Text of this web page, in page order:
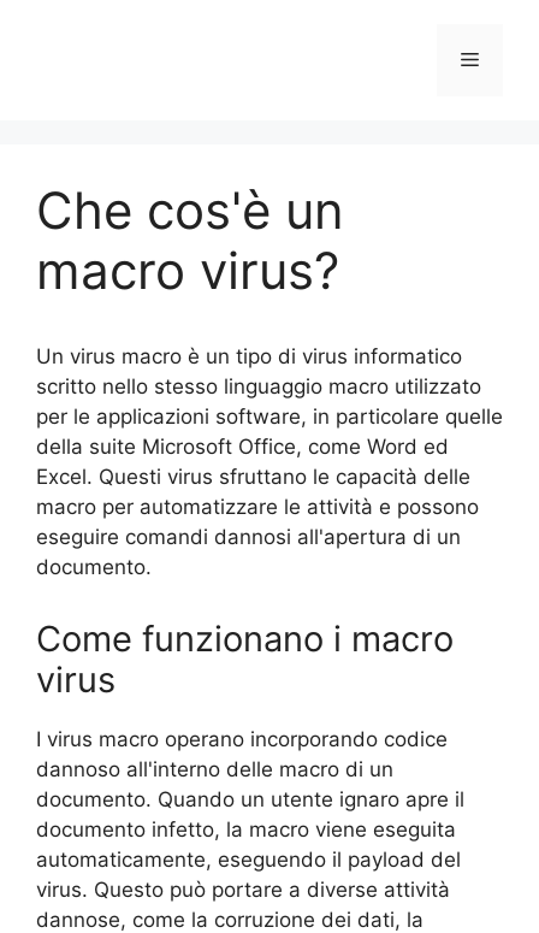
Menu
Che cos'è un
macro virus?
Un virus macro è un tipo di virus informatico
scritto nello stesso linguaggio macro utilizzato
per le applicazioni software, in particolare quelle
della suite Microsoft Office, come Word ed
Excel. Questi virus sfruttano le capacità delle
macro per automatizzare le attività e possono
eseguire comandi dannosi all'apertura di un
documento.
Come funzionano i macro
virus
I virus macro operano incorporando codice
dannoso all'interno delle macro di un
documento. Quando un utente ignaro apre il
documento infetto, la macro viene eseguita
automaticamente, eseguendo il payload del
virus. Questo può portare a diverse attività
dannose, come la corruzione dei dati, la